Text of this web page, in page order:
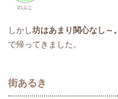
のぷこ
しかし坊はあまり関心なし～。
で帰ってきました。
街あるき